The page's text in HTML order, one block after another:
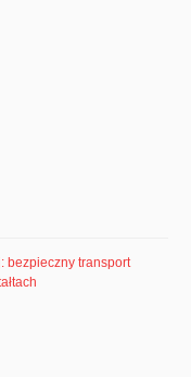
bezpieczny transport